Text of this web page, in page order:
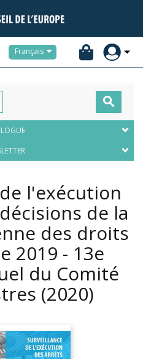
Français

l'exécution
de la
des droits
2019 - 13e
du Comité
(2020)